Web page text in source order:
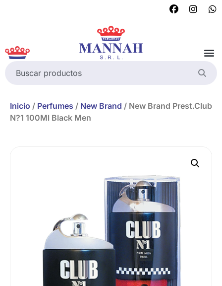
Inicio / Perfumes / New Brand / New Brand Prest.Club
N?1 100Ml Black Men